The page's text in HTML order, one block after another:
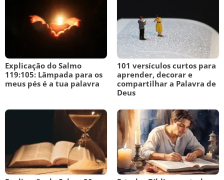
Explicação do Salmo
119:105: Lâmpada para os
meus pés é a tua palavra
101 versículos curtos para
aprender, decorar e
compartilhar a Palavra de
Deus